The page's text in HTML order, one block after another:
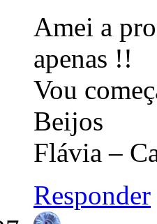
Amei a
apenas !!
Vou
Beijos
Flávia –
Responder